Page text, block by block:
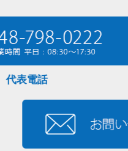
代表電話